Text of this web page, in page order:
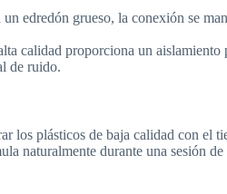
edredón grueso, la conexión se
calidad proporciona un aislamiento
de ruido.
los plásticos de baja calidad con el
naturalmente durante una sesión